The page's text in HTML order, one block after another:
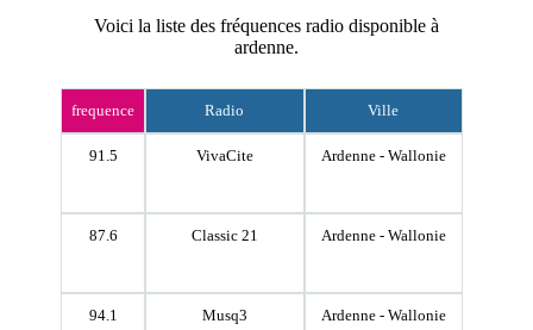
Voici la liste des fréquences radio disponible à
ardenne.
frequence Radio Ville
91.5 VivaCite Ardenne - Wallonie
87.6 Classic 21 Ardenne - Wallonie
94.1 Musq3 Ardenne - Wallonie